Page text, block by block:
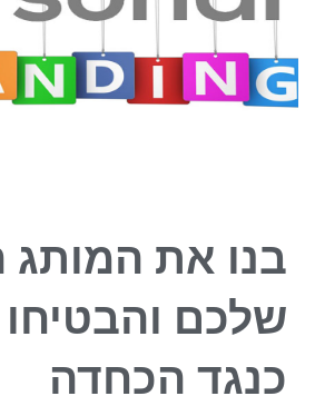
בנו את המותג
שלכם
כנגד הכחדה